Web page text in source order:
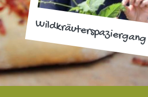
Wildkräuterspaziergang